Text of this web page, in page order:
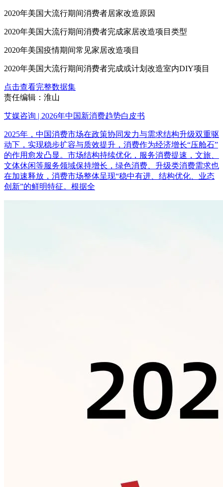
2020年美国大流行期间消费者居家改造原因
2020年美国大流行期间消费者完成家居改造项目类型
2020年美国疫情期间常见家居改造项目
2020年美国大流行期间消费者完成或计划改造室内DIY项目
点击查看完整数据集
责任编辑：淮山
艾媒咨询 | 2026年中国新消费趋势白皮书
2025年，中国消费市场在政策协同发力与需求结构升级双重驱
动下，实现稳步扩容与质效提升，消费作为经济增长“压舱石”
的作用愈发凸显。市场结构持续优化，服务消费提速，文旅、
文体休闲等服务领域保持增长，绿色消费、升级类消费需求也
在加速释放，消费市场整体呈现“稳中有进、结构优化、业态
创新”的鲜明特征。根据全